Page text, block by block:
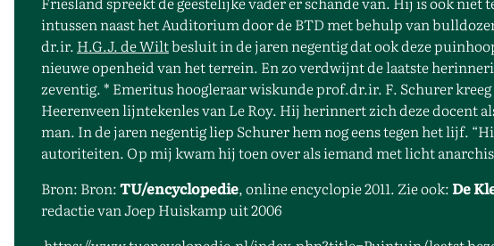
intussen naast het Auditorium door de BTD met behulp van
dr.ir. H.G.J. de Wiltbesluit in de jaren negentig dat ook deze
nieuwe openheid van het terrein. En zo verdwijnt de laatste
zeventig. * Emeritus hoogleraar wiskunde prof.dr.ir. F. Schurer
Heerenveen lijntekenles van Le Roy. Hij herinnert zich deze docent
man. In de jaren negentig liep Schurer hem nog eens tegen het lijf.
autoriteiten. Op mij kwam hij toen over als iemand met licht
Bron: Bron:TU/encyclopedie, online encyclopie 2011. Zie ook: De
redactie van Joep Huiskamp uit 2006